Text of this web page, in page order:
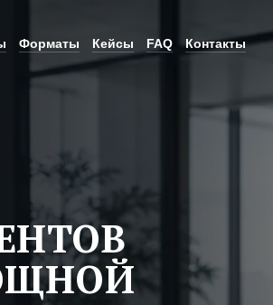
Форматы Кейсы FAQ Контакты